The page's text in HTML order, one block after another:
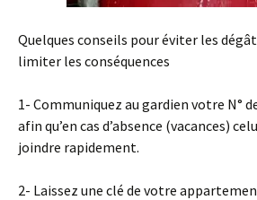
Quelques conseils pour éviter les
limiter les conséquences
1- Communiquez au gardien votre N°
afin qu’en cas d’absence (vacances)
joindre rapidement.
2- Laissez une clé de votre